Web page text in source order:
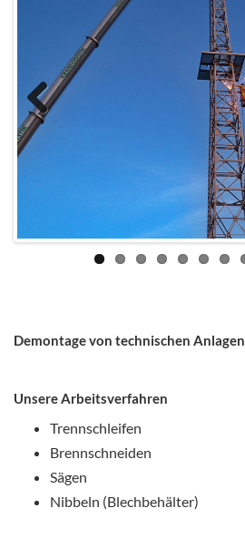
Previous
Demontage von technischen Anlagen
Unsere Arbeitsverfahren
Trennschleifen
Brennschneiden
Sägen
Nibbeln (Blechbehälter)